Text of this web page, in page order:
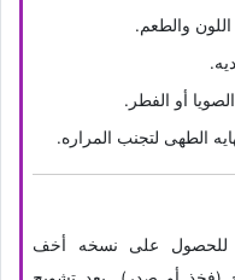
والطعم.
أو الفطر.
الطهی لتجنب المراره.
للحصول على نسخه أخف